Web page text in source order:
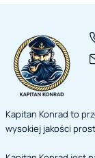
Kapitan Konrad to
wysokiej jakości